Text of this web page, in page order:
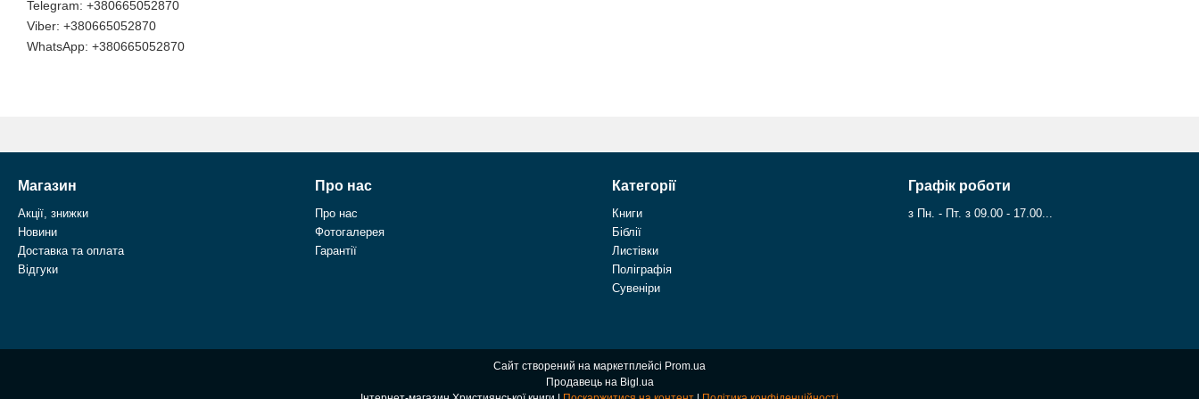
+380665052870
+380665052870
+380665052870
Магазин
Акції, знижки
Новини
Доставка та оплата
Відгуки
Про нас
Про нас
Фотогалерея
Гарантії
Категорії
Книги
Біблії
Листівки
Поліграфія
Сувеніри
Графік роботи
з Пн. - Пт. з 09.00 - 17.00...
Сайт створений на маркетплейсі Prom.ua
Продавець на Bigl.ua